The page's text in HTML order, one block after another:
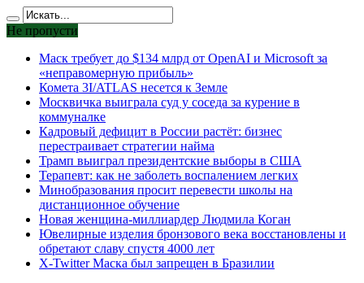
Не пропусти
Маск требует до $134 млрд от OpenAI и Microsoft за
«неправомерную прибыль»
Комета 3I/ATLAS несется к Земле
Москвичка выиграла суд у соседа за курение в
коммуналке
Кадровый дефицит в России растёт: бизнес
перестраивает стратегии найма
Трамп выиграл президентские выборы в США
Терапевт: как не заболеть воспалением легких
Минобразования просит перевести школы на
дистанционное обучение
Новая женщина-миллиардер Людмила Коган
Ювелирные изделия бронзового века восстановлены и
обретают славу спустя 4000 лет
X-Twitter Маска был запрещен в Бразилии